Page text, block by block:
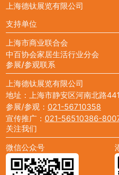
上海德钛展览有限公司
支持单位
上海市商业联合会
中百协会家居生活行业分会
参展/参观联系
上海德钛展览有限公司
地址：上海市静安区河南北路
参展/参观： 021-56710358
宣传推广： 021-56510386-
关注我们
微信公众号